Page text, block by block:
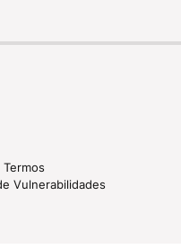
Termos
Vulnerabilidades